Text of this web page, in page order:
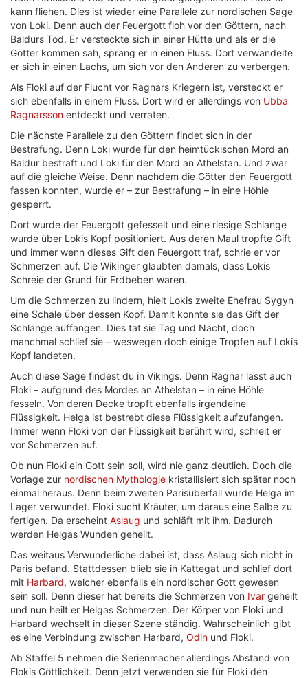
kann fliehen. Dies ist wieder eine Parallele zur nordischen Sage
von Loki. Denn auch der Feuergott floh vor den Göttern, nach
Baldurs Tod. Er versteckte sich in einer Hütte und als er die
Götter kommen sah, sprang er in einen Fluss. Dort verwandelte
er sich in einen Lachs, um sich vor den Anderen zu verbergen.
Als Floki auf der Flucht vor Ragnars Kriegern ist, versteckt er
sich ebenfalls in einem Fluss. Dort wird er allerdings von Ubba
Ragnarsson entdeckt und verraten.
Die nächste Parallele zu den Göttern findet sich in der
Bestrafung. Denn Loki wurde für den heimtückischen Mord an
Baldur bestraft und Loki für den Mord an Athelstan. Und zwar
auf die gleiche Weise. Denn nachdem die Götter den Feuergott
fassen konnten, wurde er – zur Bestrafung – in eine Höhle
gesperrt.
Dort wurde der Feuergott gefesselt und eine riesige Schlange
wurde über Lokis Kopf positioniert. Aus deren Maul tropfte Gift
und immer wenn dieses Gift den Feuergott traf, schrie er vor
Schmerzen auf. Die Wikinger glaubten damals, dass Lokis
Schreie der Grund für Erdbeben waren.
Um die Schmerzen zu lindern, hielt Lokis zweite Ehefrau Sygyn
eine Schale über dessen Kopf. Damit konnte sie das Gift der
Schlange auffangen. Dies tat sie Tag und Nacht, doch
manchmal schlief sie – weswegen doch einige Tropfen auf Lokis
Kopf landeten.
Auch diese Sage findest du in Vikings. Denn Ragnar lässt auch
Floki – aufgrund des Mordes an Athelstan – in eine Höhle
fesseln. Von deren Decke tropft ebenfalls irgendeine
Flüssigkeit. Helga ist bestrebt diese Flüssigkeit aufzufangen.
Immer wenn Floki von der Flüssigkeit berührt wird, schreit er
vor Schmerzen auf.
Ob nun Floki ein Gott sein soll, wird nie ganz deutlich. Doch die
Vorlage zur nordischen Mythologie kristallisiert sich später noch
einmal heraus. Denn beim zweiten Parisüberfall wurde Helga im
Lager verwundet. Floki sucht Kräuter, um daraus eine Salbe zu
fertigen. Da erscheint Aslaug und schläft mit ihm. Dadurch
werden Helgas Wunden geheilt.
Das weitaus Verwunderliche dabei ist, dass Aslaug sich nicht in
Paris befand. Stattdessen blieb sie in Kattegat und schlief dort
mit Harbard, welcher ebenfalls ein nordischer Gott gewesen
sein soll. Denn dieser hat bereits die Schmerzen von Ivar geheilt
und nun heilt er Helgas Schmerzen. Der Körper von Floki und
Harbard wechselt in dieser Szene ständig. Wahrscheinlich gibt
es eine Verbindung zwischen Harbard, Odin und Floki.
Ab Staffel 5 nehmen die Serienmacher allerdings Abstand von
Flokis Göttlichkeit. Denn jetzt verwenden sie für Floki den